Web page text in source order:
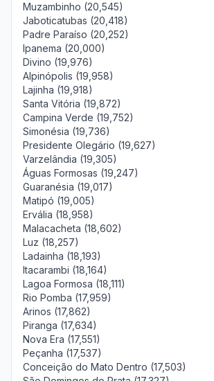
Muzambinho (20,545)
Jaboticatubas (20,418)
Padre Paraíso (20,252)
Ipanema (20,000)
Divino (19,976)
Alpinópolis (19,958)
Lajinha (19,918)
Santa Vitória (19,872)
Campina Verde (19,752)
Simonésia (19,736)
Presidente Olegário (19,627)
Varzelândia (19,305)
Águas Formosas (19,247)
Guaranésia (19,017)
Matipó (19,005)
Ervália (18,958)
Malacacheta (18,602)
Luz (18,257)
Ladainha (18,193)
Itacarambi (18,164)
Lagoa Formosa (18,111)
Rio Pomba (17,959)
Arinos (17,862)
Piranga (17,634)
Nova Era (17,551)
Peçanha (17,537)
Conceição do Mato Dentro (17,503)